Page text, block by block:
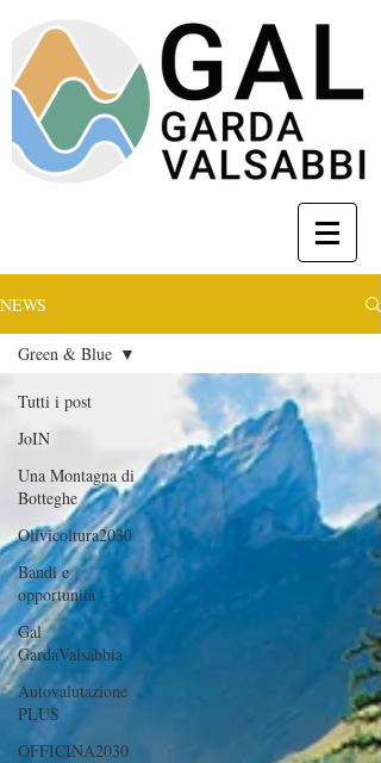
NEWS
Tutti i post
JoIN
Una Montagna di
Botteghe
Olivicoltura2030
Bandi e
opportunità
Gal
GardaValsabbia
Autovalutazione
PLUS
OFFICINA2030
Green & Blue